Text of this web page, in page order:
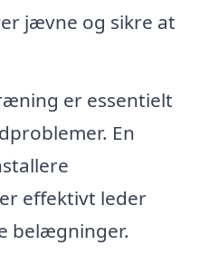
jævne og sikre at
er essentielt
En
effektivt leder
belægninger.